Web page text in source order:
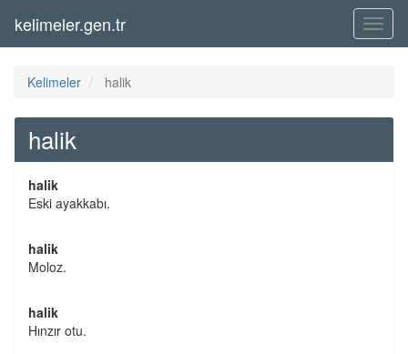
Menü
kelimeler.gen.tr
Kelimeler halik
halik
halik
Eski ayakkabı.
halik
Moloz.
halik
Hınzır otu.